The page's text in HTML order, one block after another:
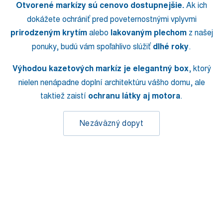
Otvorené markízy sú cenovo dostupnejšie.Ak ich
dokážete ochrániť pred poveternostnými vplyvmi
prirodzeným krytímalebo lakovaným plechomz našej
ponuky, budú vám spoľahlivo slúžiť dlhé roky.
Výhodou kazetových markíz je elegantný box, ktorý
nielen nenápadne doplní architektúru vášho domu, ale
taktiež zaistí ochranu látky aj motora.
Nezáväzný dopyt